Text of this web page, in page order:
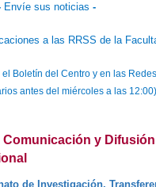
Envíe sus noticias -
a las RRSS de la
Boletín del Centro y en las
antes del miércoles a las 12:00)
Comunicación y Difusión
de Investigación,